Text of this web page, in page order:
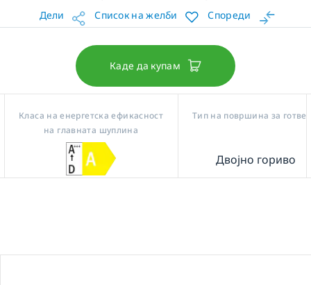
Дели Список на желби Спореди
Каде да купам
Класа на енергетска ефикасност
на главната шуплина
Тип на површина за
Двојно гориво